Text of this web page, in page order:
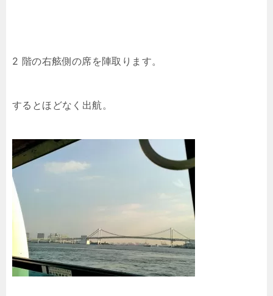
2 階の右舷側の席を陣取ります。
するとほどなく出航。